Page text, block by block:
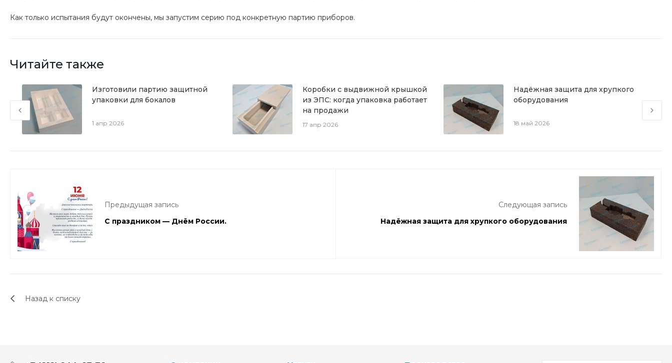
Как только испытания будут окончены, мы запустим серию под конкретную партию приборов.
Читайте также
Изготовили партию защитной
упаковки для бокалов
1 апр 2026
Коробки с выдвижной крышкой
из ЭПС: когда упаковка работает
на продажи
17 апр 2026
Надёжная защита для хрупкого
оборудования
18 май 2026
Предыдущая запись
С праздником — Днём России.
Следующая запись
Надёжная защита для хрупкого оборудования
Назад к списку